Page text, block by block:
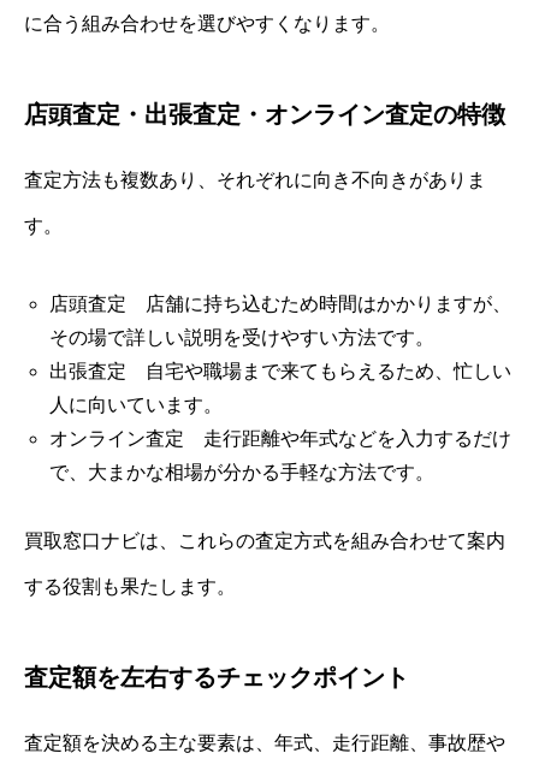
に合う組み合わせを選びやすくなります。
店頭査定・出張査定・オンライン査定の特徴
査定方法も複数あり、それぞれに向き不向きがありま
す。
店頭査定 店舗に持ち込むため時間はかかりますが、
その場で詳しい説明を受けやすい方法です。
出張査定 自宅や職場まで来てもらえるため、忙しい
人に向いています。
オンライン査定 走行距離や年式などを入力するだけ
で、大まかな相場が分かる手軽な方法です。
買取窓口ナビは、これらの査定方式を組み合わせて案内
する役割も果たします。
査定額を左右するチェックポイント
査定額を決める主な要素は、年式、走行距離、事故歴や